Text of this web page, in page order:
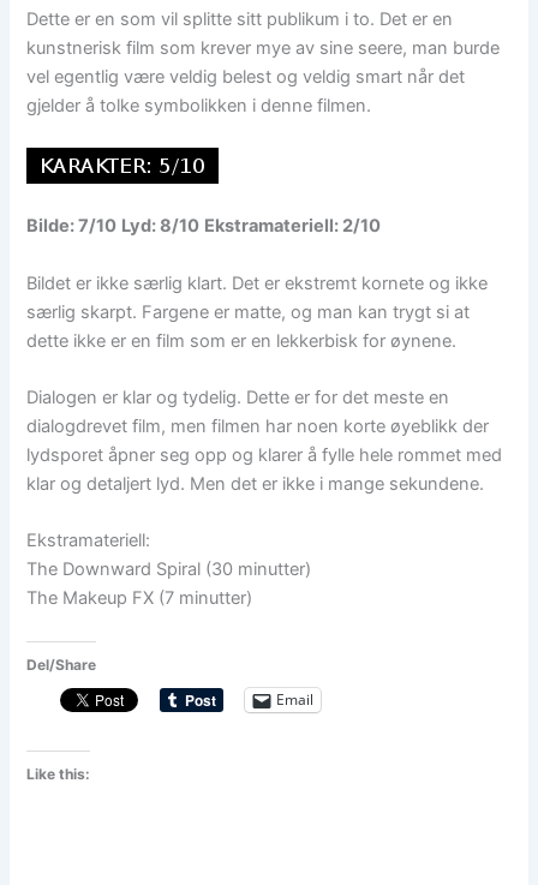
Dette er en som vil splitte sitt publikum i to. Det er en
kunstnerisk film som krever mye av sine seere, man burde
vel egentlig være veldig belest og veldig smart når det
gjelder å tolke symbolikken i denne filmen.
Bilde: 7/10 Lyd: 8/10 Ekstramateriell: 2/10
Bildet er ikke særlig klart. Det er ekstremt kornete og ikke
særlig skarpt. Fargene er matte, og man kan trygt si at
dette ikke er en film som er en lekkerbisk for øynene.
Dialogen er klar og tydelig. Dette er for det meste en
dialogdrevet film, men filmen har noen korte øyeblikk der
lydsporet åpner seg opp og klarer å fylle hele rommet med
klar og detaljert lyd. Men det er ikke i mange sekundene.
Ekstramateriell:
The Downward Spiral (30 minutter)
The Makeup FX (7 minutter)
Del/Share
Email
Like this: